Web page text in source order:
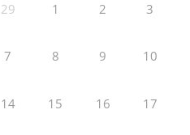
29 1 2 3
7 8 9 10
14 15 16 17